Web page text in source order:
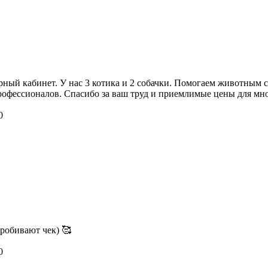
кабинет. У нас 3 котика и 2 собачки. Помогаем
Спасибо за ваш труд и приемлимые цены для
чек) 🥰